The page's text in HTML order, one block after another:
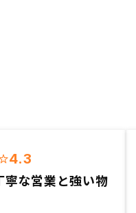
4.3
寧な営業と強い物